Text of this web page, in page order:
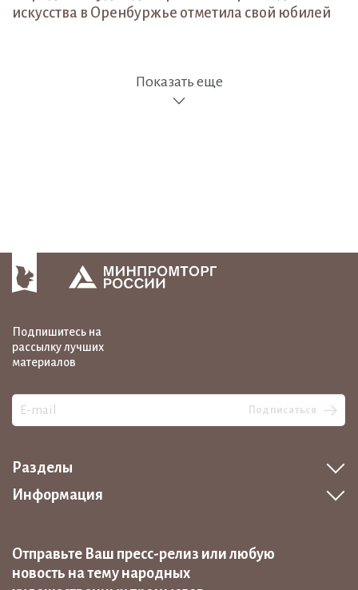
искусства в Оренбуржье отметила свой юбилей
Показать еще
Подпишитесь на
рассылку лучших
материалов
Подписаться
Разделы
Информация
Отправьте Ваш пресс-релиз или любую
новость на тему народных